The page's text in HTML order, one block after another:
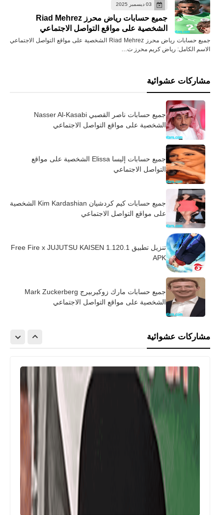
03 ديسمبر 2025
جميع حسابات رياض محرز Riad Mehrez
الشخصية على مواقع التواصل الاجتماعي
جميع حسابات رياض محرز Riad Mehrez الشخصية على مواقع التواصل الاجتماعي
الاسم الكامل: رياض كريم محرز ت…
مشاركات عشوائية
جميع حسابات ناصر القصبي Nasser Al-Kasabi
الشخصية على مواقع التواصل الاجتماعي
جميع حسابات إليسا Elissa الشخصية على مواقع
التواصل الاجتماعي
جميع حسابات كيم كردشيان Kim Kardashian الشخصية
على مواقع التواصل الاجتماعي
تنزيل تطبيق Free Fire x JUJUTSU KAISEN 1.120.1
APK
جميع حسابات مارك زوكيربيرج Mark Zuckerberg
الشخصية على مواقع التواصل الاجتماعي
مشاركات عشوائية